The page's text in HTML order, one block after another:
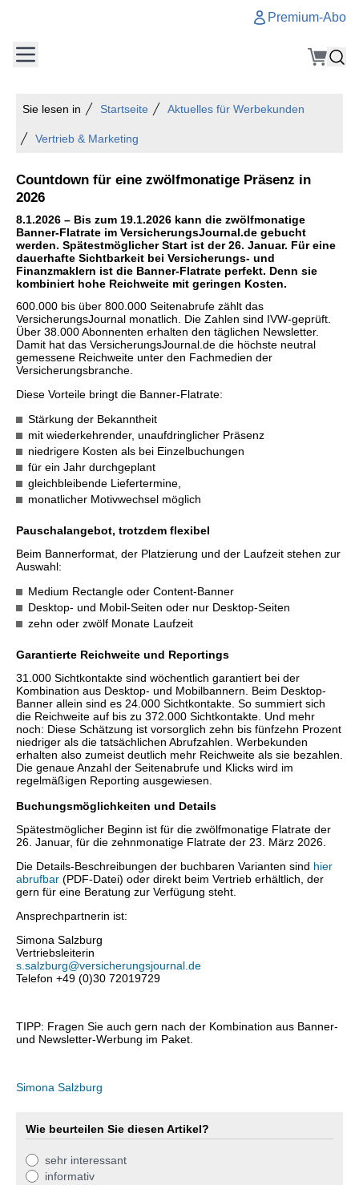
Premium-Abo
Sie lesen in Startseite Aktuelles für Werbekunden
Vertrieb & Marketing
Countdown für eine zwölfmonatige Präsenz in
2026
8.1.2026 – Bis zum 19.1.2026 kann die zwölfmonatige
Banner-Flatrate im VersicherungsJournal.de gebucht
werden. Spätestmöglicher Start ist der 26. Januar. Für eine
dauerhafte Sichtbarkeit bei Versicherungs- und
Finanzmaklern ist die Banner-Flatrate perfekt. Denn sie
kombiniert hohe Reichweite mit geringen Kosten.
600.000 bis über 800.000 Seitenabrufe zählt das
VersicherungsJournal monatlich. Die Zahlen sind IVW-geprüft.
Über 38.000 Abonnenten erhalten den täglichen Newsletter.
Damit hat das VersicherungsJournal.de die höchste neutral
gemessene Reichweite unter den Fachmedien der
Versicherungsbranche.
Diese Vorteile bringt die Banner-Flatrate:
Stärkung der Bekanntheit
mit wiederkehrender, unaufdringlicher Präsenz
niedrigere Kosten als bei Einzelbuchungen
für ein Jahr durchgeplant
gleichbleibende Liefertermine,
monatlicher Motivwechsel möglich
Pauschalangebot, trotzdem flexibel
Beim Bannerformat, der Platzierung und der Laufzeit stehen zur
Auswahl:
Medium Rectangle oder Content-Banner
Desktop- und Mobil-Seiten oder nur Desktop-Seiten
zehn oder zwölf Monate Laufzeit
Garantierte Reichweite und Reportings
31.000 Sichtkontakte sind wöchentlich garantiert bei der
Kombination aus Desktop- und Mobilbannern. Beim Desktop-
Banner allein sind es 24.000 Sichtkontakte. So summiert sich
die Reichweite auf bis zu 372.000 Sichtkontakte. Und mehr
noch: Diese Schätzung ist vorsorglich zehn bis fünfzehn Prozent
niedriger als die tatsächlichen Abrufzahlen. Werbekunden
erhalten also zumeist deutlich mehr Reichweite als sie bezahlen.
Die genaue Anzahl der Seitenabrufe und Klicks wird im
regelmäßigen Reporting ausgewiesen.
Buchungsmöglichkeiten und Details
Spätestmöglicher Beginn ist für die zwölfmonatige Flatrate der
26. Januar, für die zehnmonatige Flatrate der 23. März 2026.
Die Details-Beschreibungen der buchbaren Varianten sind hier
abrufbar (PDF-Datei) oder direkt beim Vertrieb erhältlich, der
gern für eine Beratung zur Verfügung steht.
Ansprechpartnerin ist:
Simona Salzburg
Vertriebsleiterin
s.salzburg@versicherungsjournal.de
Telefon +49 (0)30 72019729
TIPP: Fragen Sie auch gern nach der Kombination aus Banner-
und Newsletter-Werbung im Paket.
Simona Salzburg
Wie beurteilen Sie diesen Artikel?
sehr interessant
informativ